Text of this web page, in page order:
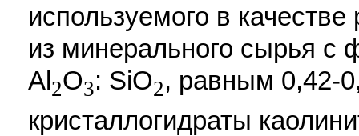
используемого в
из минерального сырья
Al2O3: SiO2, равным 0,42-
кристаллогидраты